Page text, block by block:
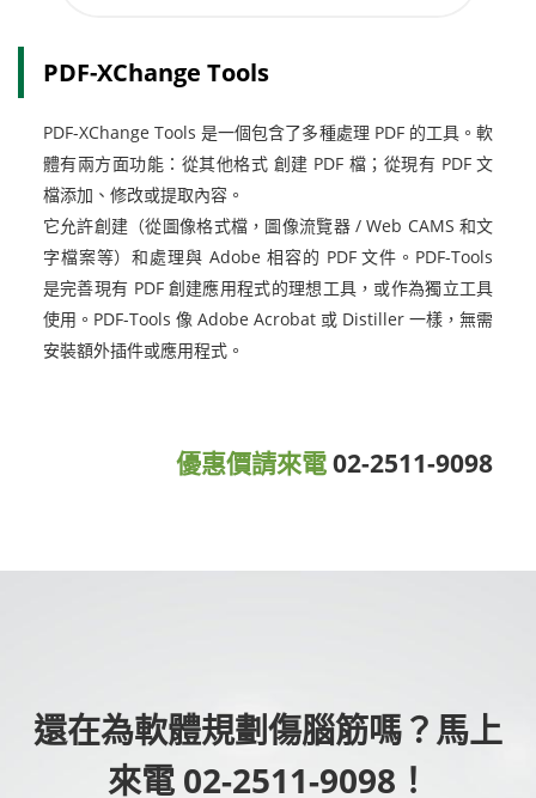
PDF-XChange Tools
PDF-XChange Tools 是一個包含了多種處理 PDF 的工具。軟
體有兩方面功能：從其他格式 創建 PDF 檔；從現有 PDF 文
檔添加、修改或提取內容。
它允許創建（從圖像格式檔，圖像流覽器 / Web CAMS 和文
字檔案等）和處理與 Adobe 相容的 PDF 文件。PDF-Tools
是完善現有 PDF 創建應用程式的理想工具，或作為獨立工具
使用。PDF-Tools 像 Adobe Acrobat 或 Distiller 一樣，無需
安裝額外插件或應用程式。
優惠價請來電02-2511-9098
還在為軟體規劃傷腦筋嗎？馬上
來電 02-2511-9098！